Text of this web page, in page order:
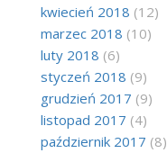
kwiecień 2018 (12)
marzec 2018 (10)
luty 2018 (6)
styczeń 2018 (9)
grudzień 2017 (9)
listopad 2017 (4)
październik 2017 (8)